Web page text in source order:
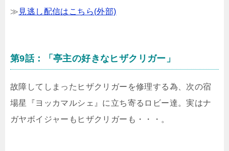
≫ 見逃し配信はこちら(外部)
第9話：「亭主の好きなヒザクリガー」
故障してしまったヒザクリガーを修理する為、次の宿
場星『ヨッカマルシェ』に立ち寄るロビー達。実はナ
ガヤボイジャーもヒザクリガーも・・・。